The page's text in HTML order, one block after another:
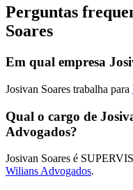
Perguntas
Soares
Em qual empresa
Josivan Soares trabalha para
Qual o cargo de
Advogados?
Josivan Soares é
Wilians Advogados.